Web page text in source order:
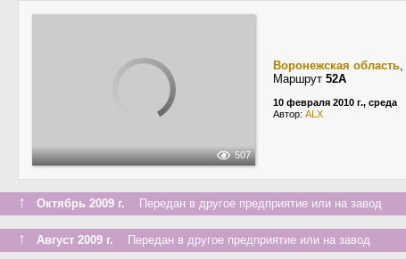
507
Воронежская область,
Маршрут 52А
10 февраля 2010 г., среда
Автор: ALX
↑ Октябрь 2009 г. Передан в другое предприятие или на завод
↑ Август 2009 г. Передан в другое предприятие или на завод